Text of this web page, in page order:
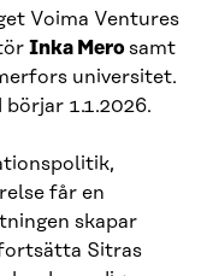
Voima Ventures
Inka Merosamt
universitet.
1.1.2026.
får en
skapar
Sitras